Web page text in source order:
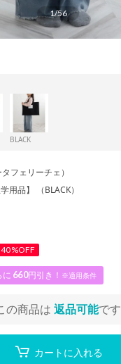
1/56
BLACK
タフェリーチェ）
用品】 （BLACK）
40%OFF
660円引き！ ※適用条件
の商品は 返品可能です
カートに入れる